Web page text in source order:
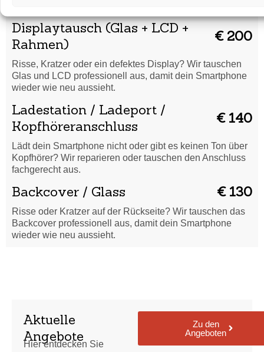
Displaytausch (Glas + LCD +
Rahmen)
€ 200
Risse, Kratzer oder ein defektes Display? Wir tauschen
Glas und LCD professionell aus, damit dein Smartphone
wieder wie neu aussieht.
Ladestation / Ladeport /
Kopfhöreranschluss
€ 140
Lädt dein Smartphone nicht oder gibt es keinen Ton über
Kopfhörer? Wir reparieren oder tauschen den Anschluss
fachgerecht aus.
Backcover / Glass € 130
Risse oder Kratzer auf der Rückseite? Wir tauschen das
Backcover professionell aus, damit dein Smartphone
wieder wie neu aussieht.
Aktuelle
Angebote
Hier entdecken Sie
Zu den
Angeboten